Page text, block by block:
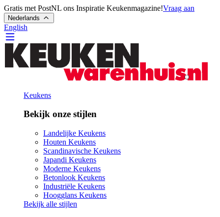
Gratis met PostNL ons Inspiratie Keukenmagazine!Vraag aan
Nederlands
English
Keukens
Bekijk onze stijlen
Landelijke Keukens
Houten Keukens
Scandinavische Keukens
Japandi Keukens
Moderne Keukens
Betonlook Keukens
Industriële Keukens
Hoogglans Keukens
Bekijk alle stijlen